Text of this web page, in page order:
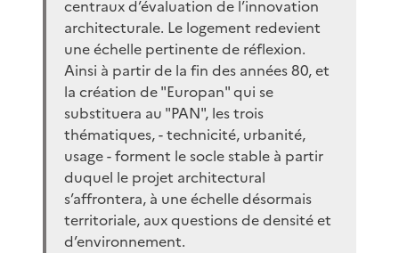
centraux d’évaluation de l’innovation
architecturale. Le logement redevient
une échelle pertinente de réflexion.
Ainsi à partir de la fin des années 80, et
la création de "Europan" qui se
substituera au "PAN", les trois
thématiques, - technicité, urbanité,
usage - forment le socle stable à partir
duquel le projet architectural
s’affrontera, à une échelle désormais
territoriale, aux questions de densité et
d’environnement.